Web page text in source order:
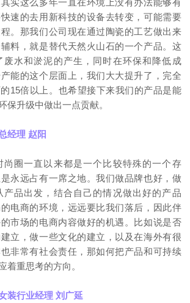
实这么多年一直在环境上没有办法能够有
速的去用新科技的设备去转变，可能需要
。那我们公司现在通过陶瓷的工艺做出来
料，就是替代天然火山石的一个产品。这
废水和淤泥的产生，同时在环保和降低成
能的这个层面上，我们大大提升了，完全
15倍以上。也希望接下来我们的产品是能
保升级中做出一点贡献。
经理 赵阳
尚圈一直以来都是一个比较特殊的一个存
永远占有一席之地。我们做品牌也好，做
产品出发，结合自己的情况做出好的产品
电商的环境，远远要比我们落后，因此伴
市场的电商内容做好的机遇。比如说是否
立，做一些文化的建立，以及在海外有很
非常有社会责任，那如何把产品和可持续
着重思考的方向。
装行业经理 刘广延